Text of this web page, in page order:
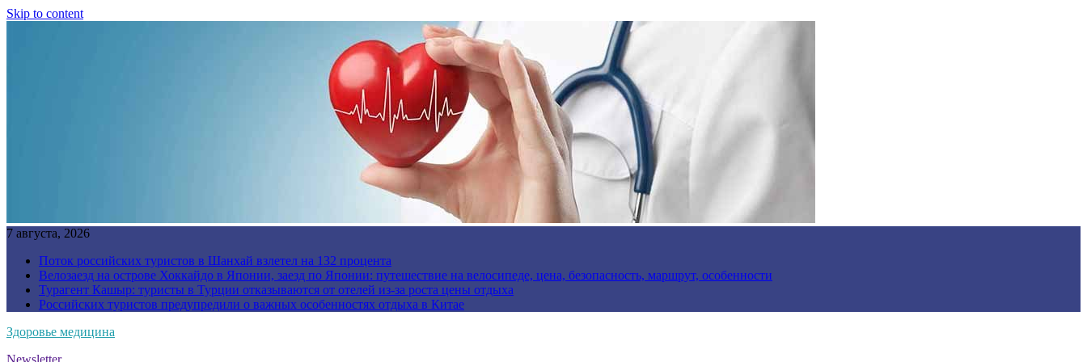
Skip to content
7 августа, 2026
Поток российских туристов в Шанхай взлетел на 132 процента
Велозаезд на острове Хоккайдо в Японии, заезд по Японии: путешествие на велосипеде, цена, безопасность, маршрут, особенности
Турагент Кашыр: туристы в Турции отказываются от отелей из-за роста цены отдыха
Российских туристов предупредили о важных особенностях отдыха в Китае
Здоровье медицина
Newsletter